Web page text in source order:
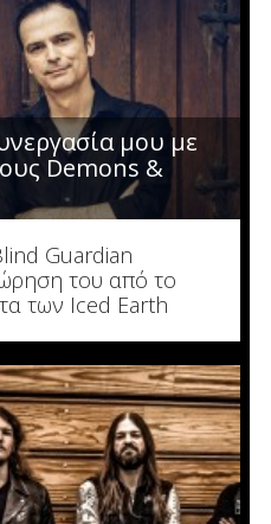
μου με
Demons &
Guardian
του από το
των Iced Earth